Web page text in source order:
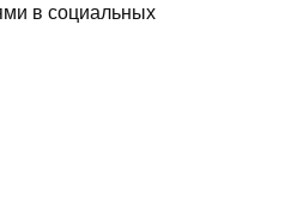
в социальных